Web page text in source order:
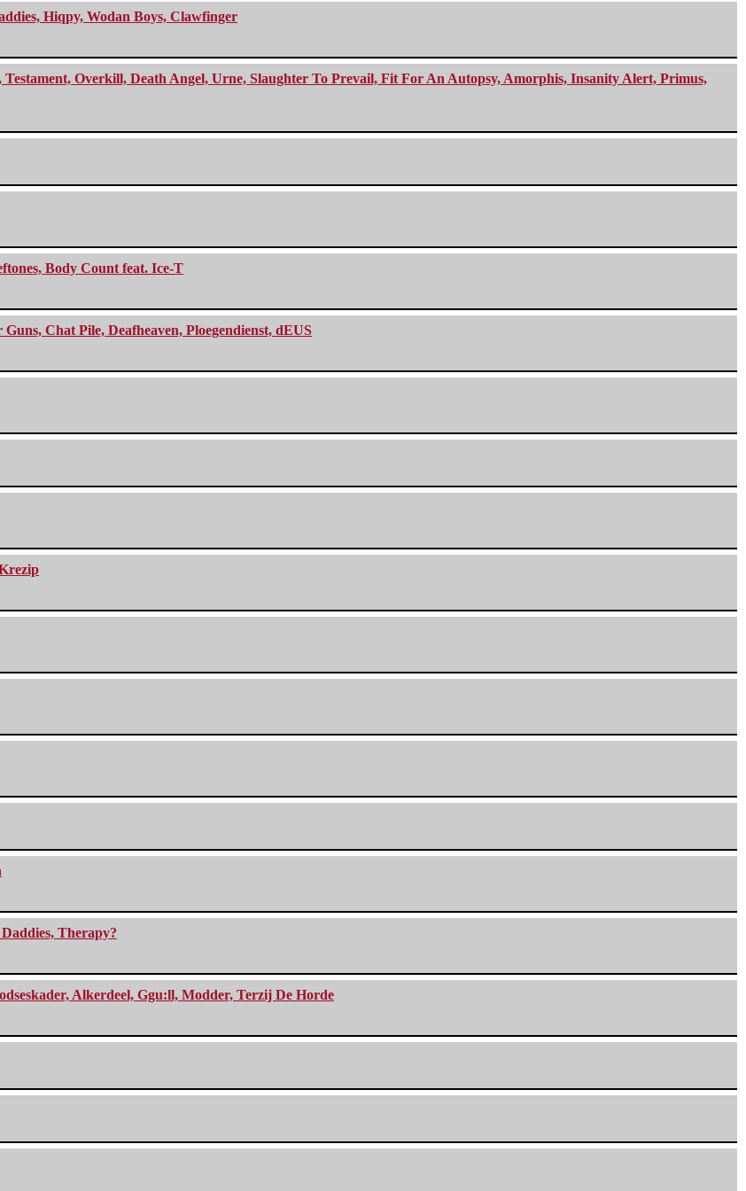
Hiqpy, Wodan Boys, Clawfinger
Overkill, Death Angel, Urne, Slaughter To Prevail, Fit For An Autopsy, Amorphis, Insanity Alert, Primus,
Body Count feat. Ice-T
Chat Pile, Deafheaven, Ploegendienst, dEUS
Therapy?
Alkerdeel, Ggu:ll, Modder, Terzij De Horde